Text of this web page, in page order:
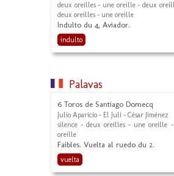
deux oreilles - une oreille - deux
deux oreilles - une oreille
Indulto du 4, Aviador.
indulto
Palavas
6 Toros de Santiago Domecq
Julio Aparicio - El Juli - César Jiménez
silence - deux oreilles - une oreille
oreille
Faibles. Vuelta al ruedo du 2.
vuelta